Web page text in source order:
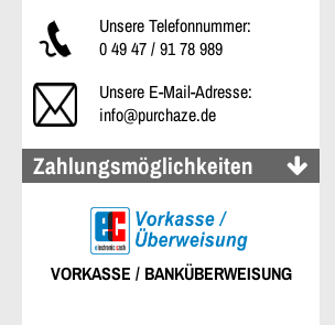
Unsere Telefonnummer:
0 49 47 / 91 78 989
Unsere E-Mail-Adresse:
info@purchaze.de
Zahlungsmöglichkeiten
VORKASSE / BANKÜBERWEISUNG